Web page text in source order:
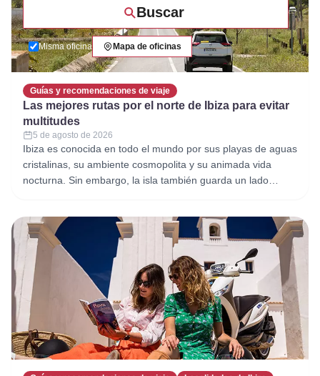
Buscar
Misma oficina Mapa de oficinas
Guías y recomendaciones de viaje
Las mejores rutas por el norte de Ibiza para evitar
multitudes
5 de agosto de 2026
Ibiza es conocida en todo el mundo por sus playas de aguas
cristalinas, su ambiente cosmopolita y su animada vida
nocturna. Sin embargo, la isla también guarda un lado
quienes desean escapar de las aglomeraciones y descubrir